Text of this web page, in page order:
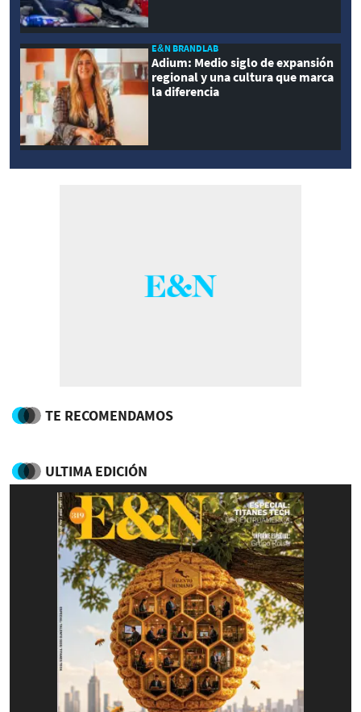
E&N BRANDLAB
Adium: Medio siglo de expansión
regional y una cultura que marca
la diferencia
TE RECOMENDAMOS
ULTIMA EDICIÓN